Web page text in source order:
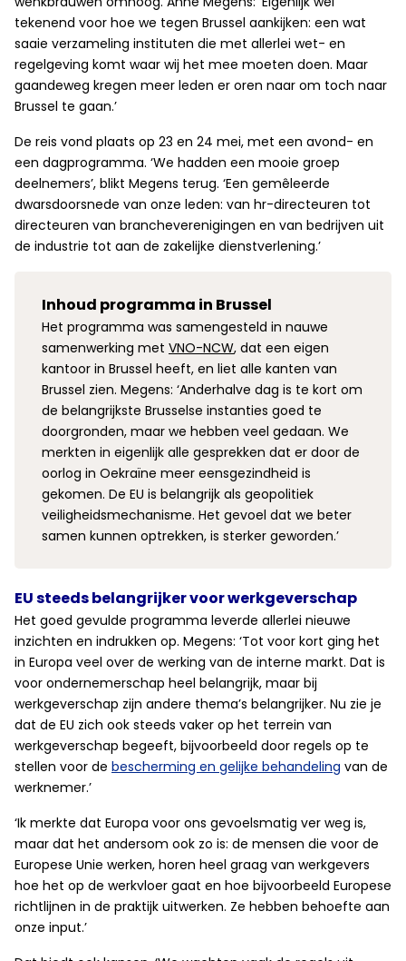
tekenend voor hoe we tegen Brussel aankijken: een wat
saaie verzameling instituten die met allerlei wet- en
regelgeving komt waar wij het mee moeten doen. Maar
gaandeweg kregen meer leden er oren naar om toch naar
Brussel te gaan.’
De reis vond plaats op 23 en 24 mei, met een avond- en
een dagprogramma. ‘We hadden een mooie groep
deelnemers’, blikt Megens terug. ‘Een gemêleerde
dwarsdoorsnede van onze leden: van hr-directeuren tot
directeuren van brancheverenigingen en van bedrijven uit
de industrie tot aan de zakelijke dienstverlening.’
Inhoud programma in Brussel
Het programma was samengesteld in nauwe
samenwerking met VNO-NCW, dat een eigen
kantoor in Brussel heeft, en liet alle kanten van
Brussel zien. Megens: ‘Anderhalve dag is te kort om
de belangrijkste Brusselse instanties goed te
doorgronden, maar we hebben veel gedaan. We
merkten in eigenlijk alle gesprekken dat er door de
oorlog in Oekraïne meer eensgezindheid is
gekomen. De EU is belangrijk als geopolitiek
veiligheidsmechanisme. Het gevoel dat we beter
samen kunnen optrekken, is sterker geworden.’
EU steeds belangrijker voor werkgeverschap
Het goed gevulde programma leverde allerlei nieuwe
inzichten en indrukken op. Megens: ‘Tot voor kort ging het
in Europa veel over de werking van de interne markt. Dat is
voor ondernemerschap heel belangrijk, maar bij
werkgeverschap zijn andere thema’s belangrijker. Nu zie je
dat de EU zich ook steeds vaker op het terrein van
werkgeverschap begeeft, bijvoorbeeld door regels op te
stellen voor de bescherming en gelijke behandeling van de
werknemer.’
‘Ik merkte dat Europa voor ons gevoelsmatig ver weg is,
maar dat het andersom ook zo is: de mensen die voor de
Europese Unie werken, horen heel graag van werkgevers
hoe het op de werkvloer gaat en hoe bijvoorbeeld Europese
richtlijnen in de praktijk uitwerken. Ze hebben behoefte aan
onze input.’